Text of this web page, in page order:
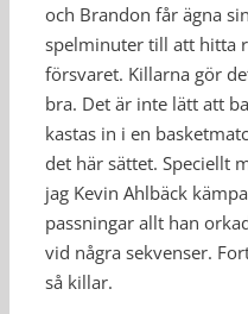
och Brandon får ägna
spelminuter till att hitta
försvaret. Killarna gör
bra. Det är inte lätt att
kastas in i en
det här sättet. Speciellt
jag Kevin Ahlbäck
passningar allt han
vid några sekvenser.
så killar.